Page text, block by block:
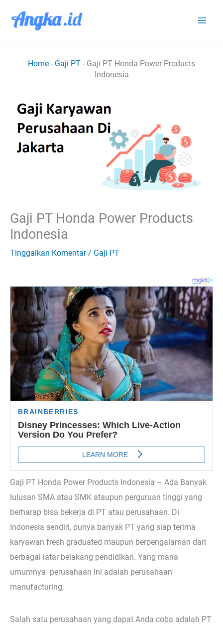
Home - Gaji PT - Gaji PT Honda Power Products
Indonesia
Gaji PT Honda Power Products
Indonesia
Tinggalkan Komentar / Gaji PT
Gaji PT Honda Power Products Indonesia – Ada Banyak
lulusan SMA atau SMK ataupun perguruan tinggi yang
berharap bisa bekerja di PT atau perusahaan. Di
Indonesia sendiri, punya banyak PT yang siap terima
karyawan fresh graduated maupun berpengalaman dari
berbagai latar belakang pendidikan. Yang mana
umumnya perusahaan ini adalah perusahaan
manufacturing,
Salah satu perusahaan yang dapat Anda coba adalah PT